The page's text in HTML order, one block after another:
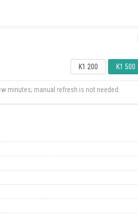
K1 200 K1 500
minutes; manual refresh is not needed.